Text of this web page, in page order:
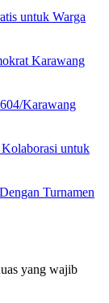
untuk Warga
Karawang
Karawang
untuk
Turnamen
yang wajib